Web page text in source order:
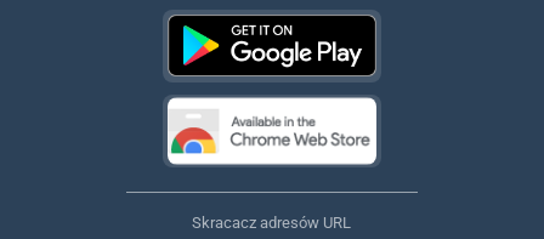
Skracacz adresów URL